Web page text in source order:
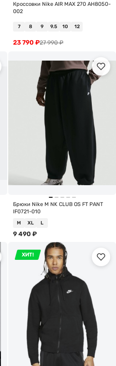
Кроссовки Nike AIR MAX 270 AH8050-
002
7 8 9 9.5 10 12
27 990₽
23 790 ₽
Брюки Nike M NK CLUB OS FT PANT
IF0721-010
M XL L
9 490 ₽
ХИТ!